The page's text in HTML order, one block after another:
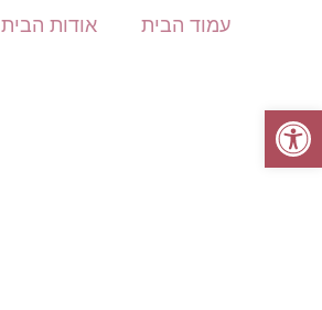
פתח סרגל נגישות
עמוד הבית אודות הבית